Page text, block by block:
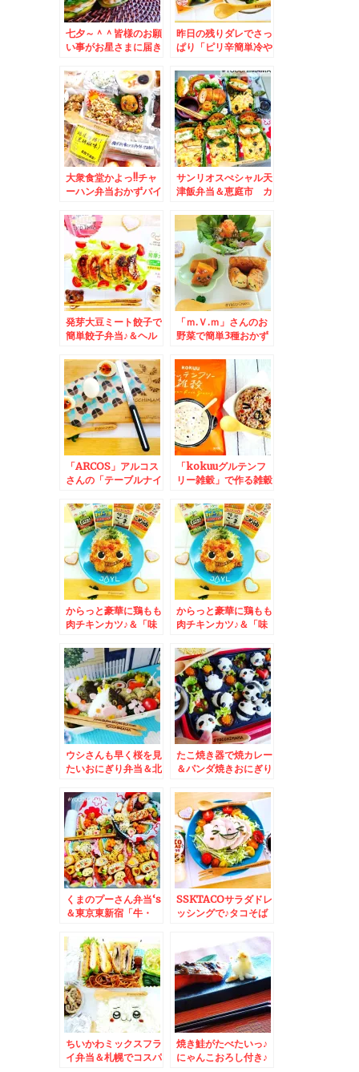
七夕～＾＾皆様のお願
い事がお星さまに届き
特集♪
昨日の残りダレでさっ
ぱり「ピリ辛簡単冷や
食品さんのおつまみシ
リーズ(*´艸`*)
大衆食堂かよっ!!チャ
ーハン弁当おかずバイ
Makuakeで買え
る！！「東立商事」さ
んの「町中華」サクサ
ク「鶏皮唐揚げ」おや
つ付き♪
サンリオスぺシャル天
津飯弁当＆恵庭市 カ
心なごみまくる～(*
´艸`*)
発芽大豆ミート餃子で
簡単餃子弁当♪＆ヘル
き♪しかも手包みなの
よ～(@￣□￣@;)！！
「ｍ.Ｖ.ｍ」さんのお
野菜で簡単3種おかず
にもなりますよ～
「ARCOS」アルコス
さんの「テーブルナイ
ば かぼちゃも切れる
し お肉も切れるし 力
入れなくても切れて
(@￣□￣@;)！！
「kokuuグルテンフ
リー雑穀」で作る雑穀
い！！普通の雑穀には
ない雑穀と一工夫に
(@￣□￣@;)！！
からっと豪華に鶏もも
肉チキンカツ♪＆「味
パック４種
からっと豪華に鶏もも
肉チキンカツ♪＆「味
「JOIL」の紙パック
４種
ウシさんも早く桜を見
たいおにぎり弁当＆北
ン一つ星連続受賞「う
なぎ かどわき」さん
で鰻丼満喫♪
たこ焼き器で焼カレー
＆パンダ焼きおにぎり
ゆら」は飲食だだけで
もできます＾＾「熟成
三元豚のロースカツ定
食」８８０円Σ(ﾟДﾟ)
お得で美味しい！
くまのプーさん弁当‘s
＆東京東新宿「牛・
山根商店」さんの牛も
つ煮込みも逸品で串物
全般うますぎる～＾＾
♪
SSKTACOサラダドレ
ッシングで♪タコそば
ちいかわミックスフラ
イ弁当＆札幌でコスパ
焼き鮭がたべたいっ♪
にゃんこおろし付き♪